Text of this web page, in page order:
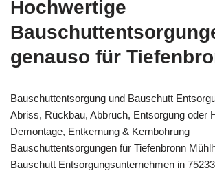
Hochwertige
genauso für
Bauschuttentsorgung und Bauschutt
Abriss, Rückbau, Abbruch, Entsorgung oder
Demontage, Entkernung & Kernbohrung
Bauschuttentsorgungen für Tiefenbronn
Bauschutt Entsorgungsunternehmen in